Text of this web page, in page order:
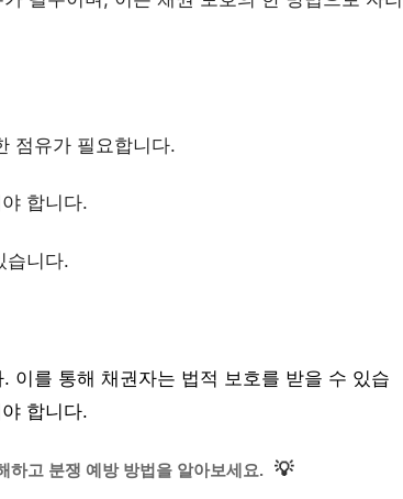
점유가 필요합니다.
합니다.
습니다.
이를 통해 채권자는 법적 보호를 받을 수 있습
합니다.
하고 분쟁 예방 방법을 알아보세요. 💡